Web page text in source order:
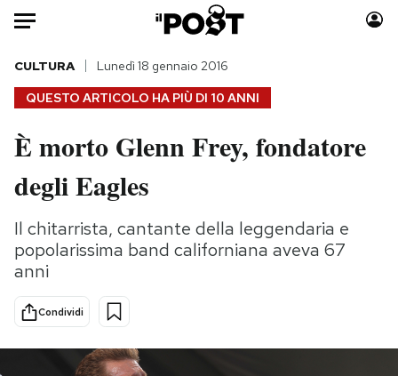
Auto
HOME
Italia
Politica
Tecnologia
Internet
Cultura
Economia
Sport
Moda
Storie/Idee
Ok Boomer!
QUESTO ARTICOLO HA PIÙ DI 10 ANNI
CULTURA Lunedì 18 gennaio 2016
È morto Glenn Frey, fondatore
degli Eagles
Il chitarrista, cantante della leggendaria e
popolarissima band californiana aveva 67
anni
Condividi